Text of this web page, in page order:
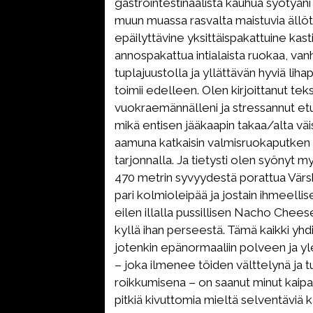
gastrointestinaalista kauhua
muun muassa rasvalta maistuvia
epäilyttävine yksittäispakattuine
annospakattua intialaista ruokaa,
tuplajuustolla ja yllättävän hyviä
toimii edelleen. Olen kirjoittanut
vuokraemännälleni ja stressannut
mikä entisen jääkaapin takaa/alta
aamuna katkaisin
tarjonnalla. Ja tietysti olen syönyt
470 metrin syvyydestä porattua
pari kolmioleipää ja jostain
eilen illalla pussillisen Nacho
kyllä ihan perseestä. Tämä kaikki
jotenkin epänormaaliin polveen ja
– joka ilmenee töiden välttelynä ja
roikkumisena – on saanut minut
pitkiä kivuttomia mieltä selventäviä